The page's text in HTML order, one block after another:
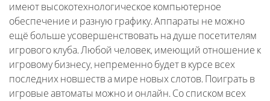
имеют высокотехнологическое компьютерное
обеспечение и разную графику. Аппараты не можно
ещё больше усовершенствовать на душе посетителям
игрового клуба. Любой человек, имеющий отношение к
игровому бизнесу, непременно будет в курсе всех
последних новшеств а мире новых слотов. Поиграть в
игровые автоматы можно и онлайн. Со списком всех